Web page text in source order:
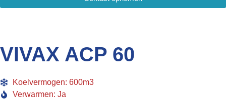
VIVAX ACP 60
Koelvermogen: 600m3
Verwarmen: Ja